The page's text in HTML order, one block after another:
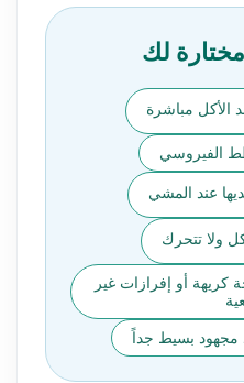
لك
الأكل مباشرة
الفيروسي
عند المشي
ولا تتحرك
كريهة أو إفرازات غير
مجهود بسيط جداً